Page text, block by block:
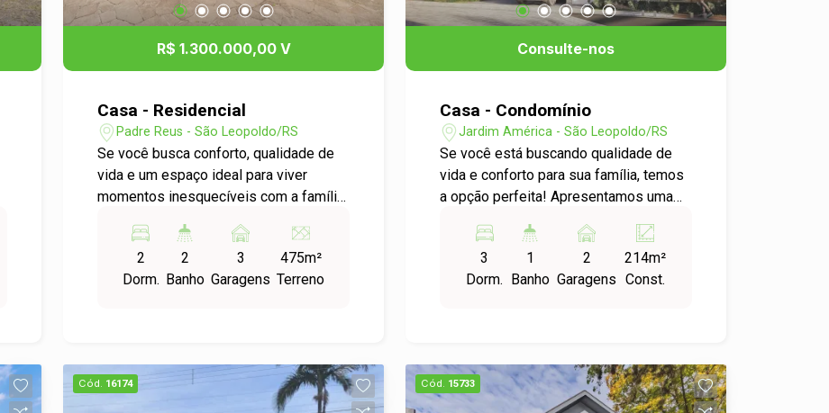
R$ 1.300.000,00 V
Casa - Residencial
Padre Reus - São Leopoldo/RS
Se você busca conforto, qualidade de
vida e um espaço ideal para viver
momentos inesquecíveis com a família,
residência aconchegante e muito bem
localizada oferece tudo o que você
precisa: 2 salas amplas com lareira,
Cozinha espaçosa e funcional; 2
dormitórios, sendo 1 suíte; 3 banheiros,
2
Dorm.
2
Banho
3
Garagens
475m²
Terreno
Consulte-nos
Casa - Condomínio
Jardim América - São Leopoldo/RS
Se você está buscando qualidade de
vida e conforto para sua família, temos
a opção perfeita! Apresentamos uma
fechado, ideal para quem deseja
privacidade, segurança e muito espaço.
Com 213,86 m² de área construída,
contam com pátio privativo, garantindo
total liberdade e um ambiente tranquilo
3
Dorm.
1
Banho
2
Garagens
214m²
Const.
Cód. 16174 Cód. 15733